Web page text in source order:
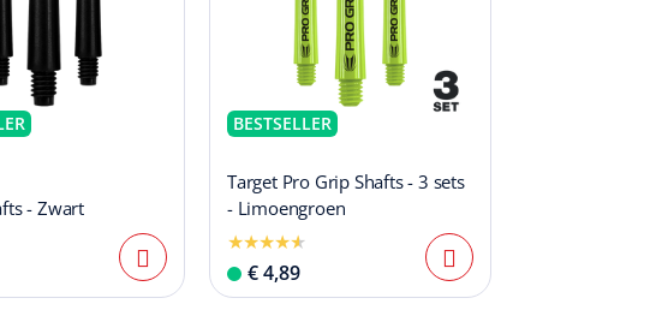
- Zwart
BESTSELLER
Target Pro Grip Shafts - 3 sets
- Limoengroen
€ 4,89